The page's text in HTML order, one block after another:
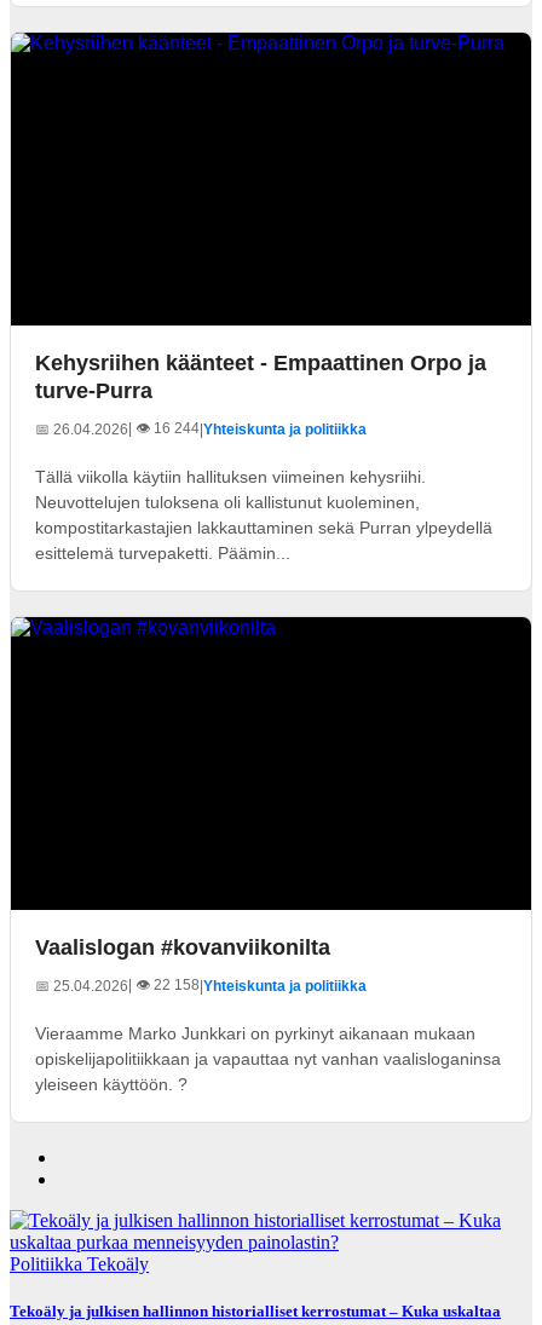
Kehysriihen käänteet - Empaattinen Orpo ja
turve-Purra
📅 26.04.2026| 👁️ 16 244 Yhteiskunta ja politiikka
Tällä viikolla käytiin hallituksen viimeinen kehysriihi.
Neuvottelujen tuloksena oli kallistunut kuoleminen,
kompostitarkastajien lakkauttaminen sekä Purran ylpeydellä
esittelemä turvepaketti. Päämin...
Vaalislogan #kovanviikonilta
📅 25.04.2026| 👁️ 22 158 Yhteiskunta ja politiikka
Vieraamme Marko Junkkari on pyrkinyt aikanaan mukaan
opiskelijapolitiikkaan ja vapauttaa nyt vanhan vaalisloganinsa
yleiseen käyttöön. ?
Politiikka Tekoäly
Tekoäly ja julkisen hallinnon historialliset kerrostumat – Kuka uskaltaa